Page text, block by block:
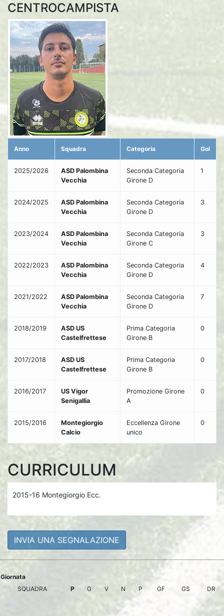
CENTROCAMPISTA
Anno Squadra Categoria Gol
2025/2026
ASD Palombina
Vecchia
Seconda Categoria
Girone D
1
2024/2025
ASD Palombina
Vecchia
Seconda Categoria
Girone D
3
2023/2024
ASD Palombina
Vecchia
Seconda Categoria
Girone C
3
2022/2023
ASD Palombina
Vecchia
Seconda Categoria
Girone D
4
2021/2022
ASD Palombina
Vecchia
Seconda Categoria
Girone D
7
2018/2019
ASD US
Castelfrettese
Prima Categoria
Girone B
0
2017/2018
ASD US
Castelfrettese
Prima Categoria
Girone B
0
2016/2017
US Vigor
Senigallia
Promozione Girone
A
0
2015/2016
Montegiorgio
Calcio
Eccellenza Girone
unico
0
CURRICULUM
2015-16 Montegiorgio Ecc.
INVIA UNA SEGNALAZIONE
Giornata
SQUADRA
P G V N P GF GS DR